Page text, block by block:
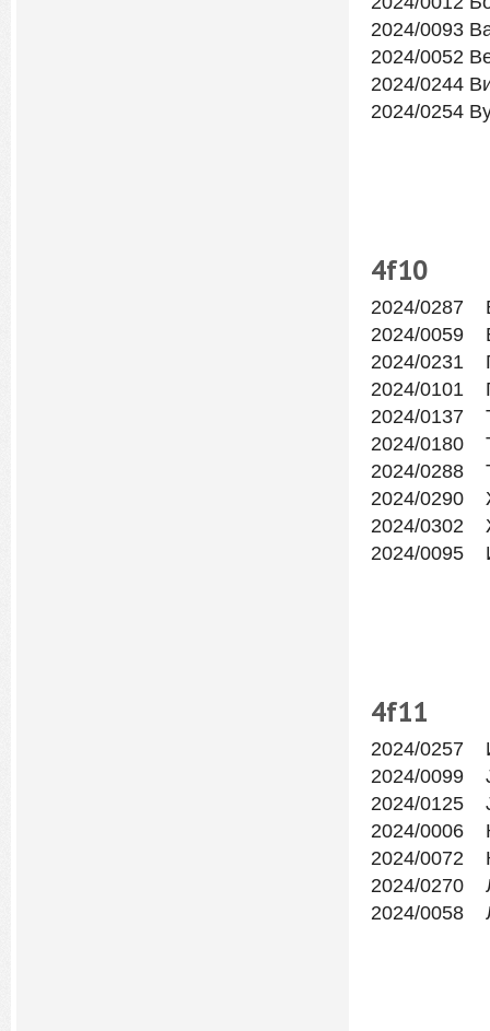
2024/0093
2024/0052
2024/0244
2024/0254
4f10
2024/0287
2024/0059
2024/0231
2024/0101
2024/0137
2024/0180
2024/0288
2024/0290
2024/0302
2024/0095
4f11
2024/0257
2024/0099
2024/0125
2024/0006
2024/0072
2024/0270
2024/0058